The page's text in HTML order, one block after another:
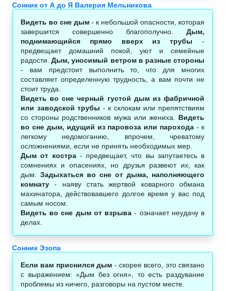
Сонник от А до Я Валерия Мельникова
Видеть во сне дым - к небольшой опасности, которая
завершится совершенно благополучно. Дым,
поднимающийся прямо вверх из трубы -
предвещает домашний покой, уют и семейные
радости.Дым, уносимый ветром в разные стороны
- вам предстоит выполнить то, что для многих
составляет определенную трудность, а вам почти не
стоит труда.
Видеть во сне черный густой дым из фабричной
или заводской трубы - к склокам или препятствиям
со стороны родственников мужа или жениха. Видеть
во сне дым, идущий из паровоза или парохода - к
легкому недомоганию, впрочем, чреватому
осложнениями, если не принять необходимых мер.
Дым от костра- предвещает, что вы запутаетесь в
сомнениях и опасениях, но друзья развеют их, как
дым. Задыхаться во сне от дыма, наполняющего
комнату - наяву стать жертвой коварного обмана
махинатора, действовавшего долгое время у вас под
самым носом.
Видеть во сне дым от взрыва - означает неудачу в
делах.
Сонник Эзопа
Если вам приснился дым - скорее всего, это связано
с выражением: «Дым без огня», то есть раздувание
проблемы из ничего, разговоры на пустом месте.